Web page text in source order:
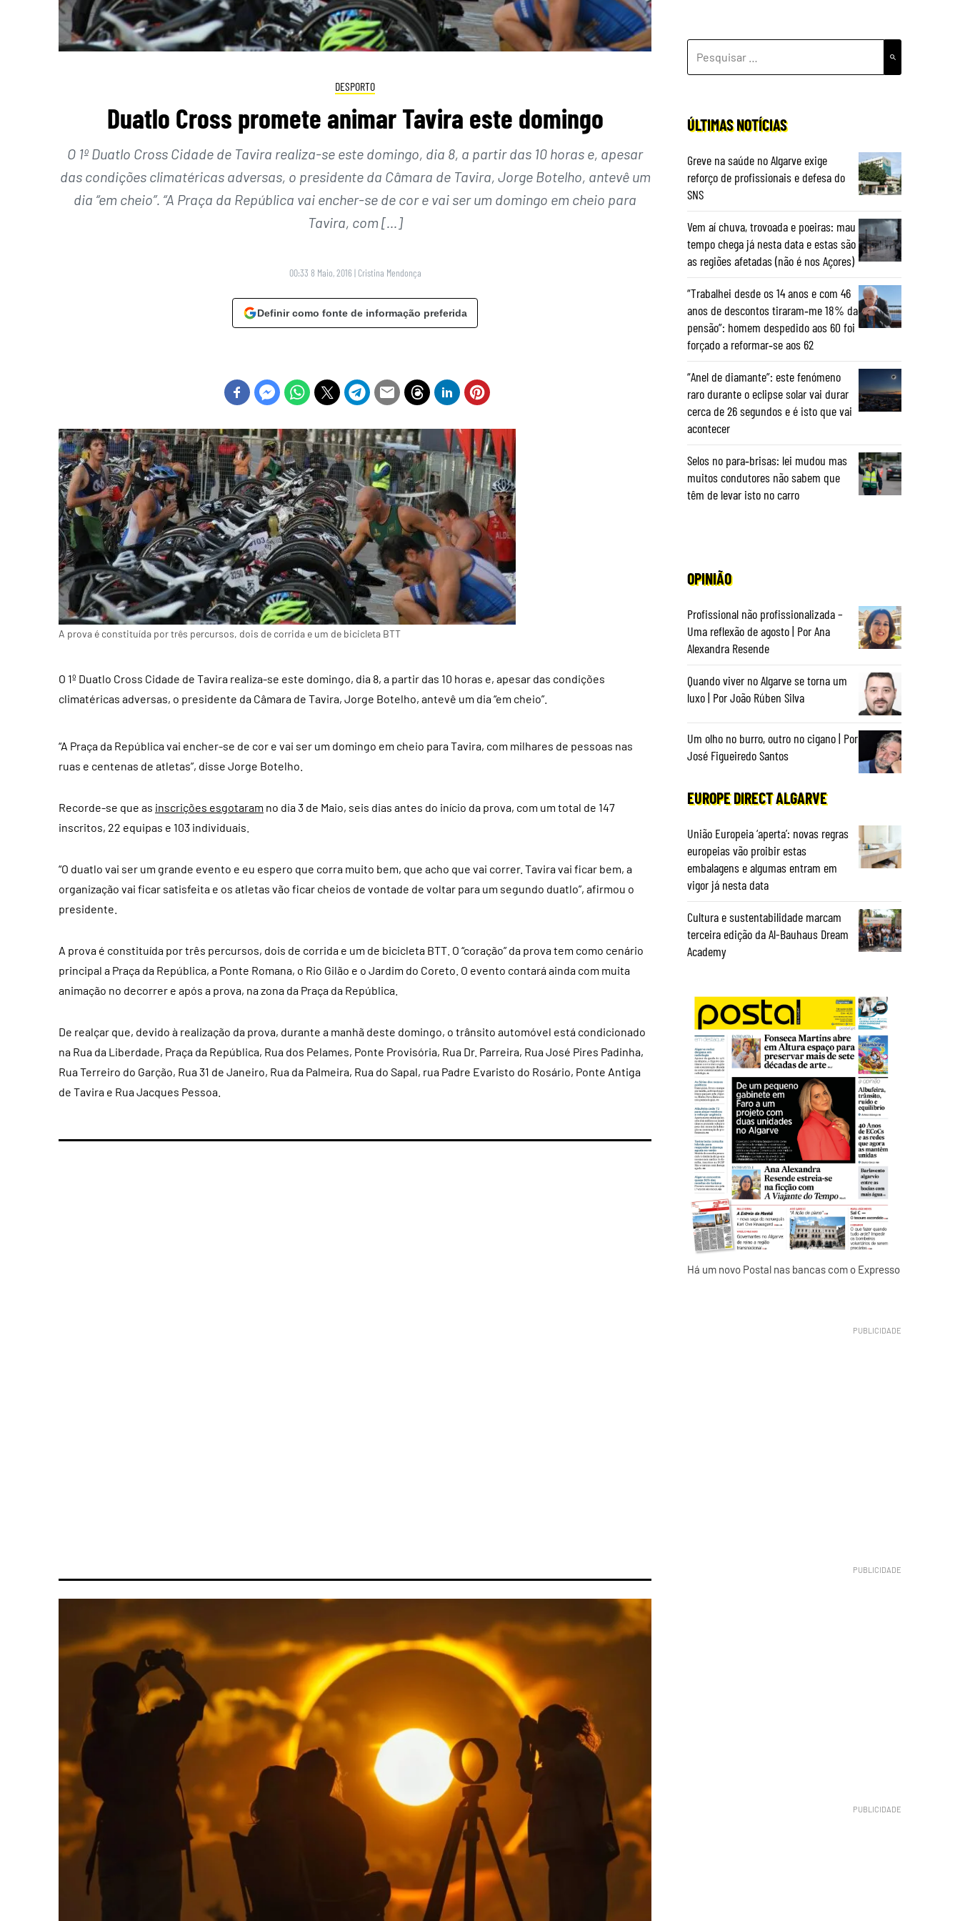
DESPORTO
Duatlo Cross promete animar Tavira este domingo
O 1º Duatlo Cross Cidade de Tavira realiza-se este domingo, dia 8, a partir das 10 horas e, apesar
das condições climatéricas adversas, o presidente da Câmara de Tavira, Jorge Botelho, antevê um
dia “em cheio”. “A Praça da República vai encher-se de cor e vai ser um domingo em cheio para
Tavira, com […]
00:33 8 Maio, 2016 | Cristina Mendonça
Definir como fonte de informação preferida
A prova é constituída por três percursos, dois de corrida e um de bicicleta BTT
O 1º Duatlo Cross Cidade de Tavira realiza-se este domingo, dia 8, a partir das 10 horas e, apesar das condições
climatéricas adversas, o presidente da Câmara de Tavira, Jorge Botelho, antevê um dia “em cheio”.
“A Praça da República vai encher-se de cor e vai ser um domingo em cheio para Tavira, com milhares de pessoas nas
ruas e centenas de atletas”, disse Jorge Botelho.
Recorde-se que as inscrições esgotaram no dia 3 de Maio, seis dias antes do início da prova, com um total de 147
inscritos, 22 equipas e 103 individuais.
“O duatlo vai ser um grande evento e eu espero que corra muito bem, que acho que vai correr. Tavira vai ficar bem, a
organização vai ficar satisfeita e os atletas vão ficar cheios de vontade de voltar para um segundo duatlo”, afirmou o
presidente.
A prova é constituída por três percursos, dois de corrida e um de bicicleta BTT. O “coração” da prova tem como cenário
principal a Praça da República, a Ponte Romana, o Rio Gilão e o Jardim do Coreto. O evento contará ainda com muita
animação no decorrer e após a prova, na zona da Praça da República.
De realçar que, devido à realização da prova, durante a manhã deste domingo, o trânsito automóvel está condicionado
na Rua da Liberdade, Praça da República, Rua dos Pelames, Ponte Provisória, Rua Dr. Parreira, Rua José Pires Padinha,
Rua Terreiro do Garção, Rua 31 de Janeiro, Rua da Palmeira, Rua do Sapal, rua Padre Evaristo do Rosário, Ponte Antiga
de Tavira e Rua Jacques Pessoa.
POR:
ÚLTIMAS NOTÍCIAS
Greve na saúde no Algarve exige
reforço de profissionais e defesa do
SNS
Vem aí chuva, trovoada e poeiras: mau
tempo chega já nesta data e estas são
as regiões afetadas (não é nos Açores)
“Trabalhei desde os 14 anos e com 46
anos de descontos tiraram‑me 18% da
pensão”: homem despedido aos 60 foi
forçado a reformar‑se aos 62
“Anel de diamante”: este fenómeno
raro durante o eclipse solar vai durar
cerca de 26 segundos e é isto que vai
acontecer
Selos no para‑brisas: lei mudou mas
muitos condutores não sabem que
têm de levar isto no carro
OPINIÃO
Profissional não profissionalizada –
Uma reflexão de agosto | Por Ana
Alexandra Resende
Quando viver no Algarve se torna um
luxo | Por João Rúben Silva
Um olho no burro, outro no cigano | Por
José Figueiredo Santos
EUROPE DIRECT ALGARVE
União Europeia ‘aperta’: novas regras
europeias vão proibir estas
embalagens e algumas entram em
vigor já nesta data
Cultura e sustentabilidade marcam
terceira edição da Al-Bauhaus Dream
Academy
Há um novo Postal nas bancas com o Expresso